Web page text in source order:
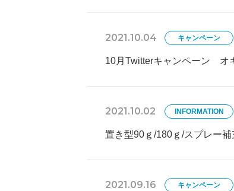
2021.10.04 キャンペーン
10月Twitterキャンペーン オ
2021.10.02 INFORMATION
置き型90ｇ/180ｇ/スプレー
2021.09.16 キャンペーン